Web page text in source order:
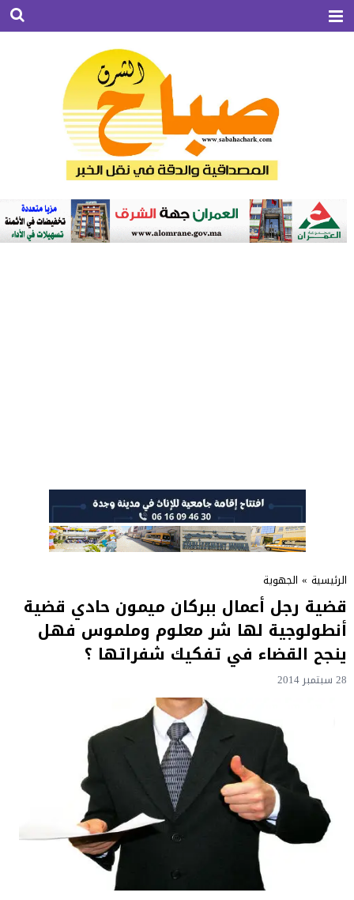
الرئيسية » الجهوية
قضية رجل أعمال ببركان ميمون حادي قضية
أنطولوجية لها شر معلوم وملموس فهل
ينجح القضاء في تفكيك شفراتها ؟
28 سبتمبر 2014